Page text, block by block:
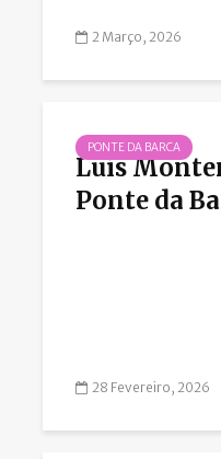
2 Março, 2026
PONTE DA BARCA
Luís
Ponte da
28 Fevereiro, 2026